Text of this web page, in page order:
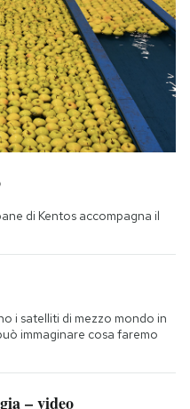
di Kentos accompagna il
i satelliti di mezzo mondo in
immaginare cosa faremo
– video